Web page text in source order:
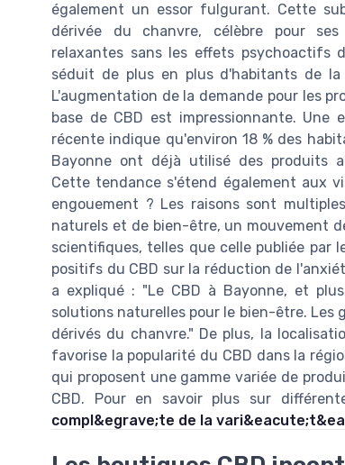
également un essor fulgurant. Cette
dérivée du chanvre, célèbre pour
relaxantes sans les effets psychoactifs
séduit de plus en plus d'habitants de la
L'augmentation de la demande pour les
base de CBD est impressionnante. Une
récente indique qu'environ 18 % des
Bayonne ont déjà utilisé des produits
Cette tendance s'étend également aux
engouement ? Les raisons sont
naturels et de bien-être, un mouvement
scientifiques, telles que celle publiée par
positifs du CBD sur la réduction de
a expliqué : "Le CBD à Bayonne, et
solutions naturelles pour le bien-être. Les
dérivés du chanvre." De plus, la
favorise la popularité du CBD dans la
qui proposent une gamme variée de
CBD. Pour en savoir plus sur
compl&egrave;te de la